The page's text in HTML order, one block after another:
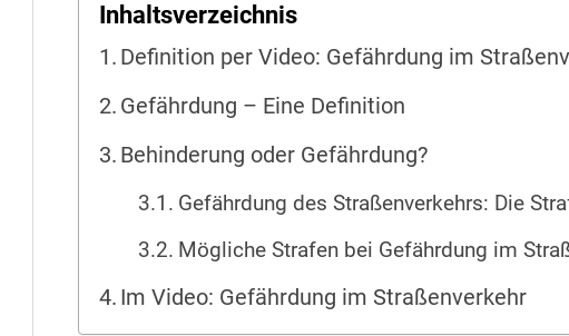
Inhaltsverzeichnis
Definition per Video: Gefährdung im
Gefährdung – Eine Definition
Behinderung oder Gefährdung?
Gefährdung des Straßenverkehrs: Die
Mögliche Strafen bei Gefährdung im
Im Video: Gefährdung im Straßenverkehr